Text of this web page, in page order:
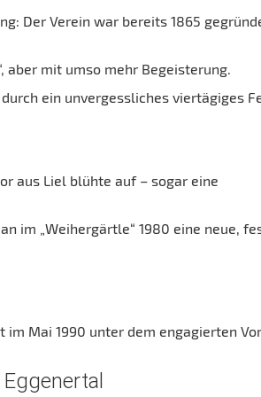
Der Verein war bereits 1865
aber mit umso mehr Begeisterung.
ein unvergessliches viertägiges
aus Liel blühte auf – sogar eine
im „Weihergärtle“ 1980 eine neue,
Mai 1990 unter dem engagierten